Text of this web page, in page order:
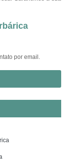
por email.